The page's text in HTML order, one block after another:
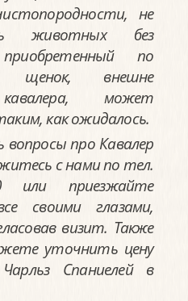
не
животных без
по
щенок, внешне
может
как ожидалось.
вопросы про Кавалер
с нами по тел.
или приезжайте
своими глазами,
визит. Также
уточнить цену
Спаниелей в